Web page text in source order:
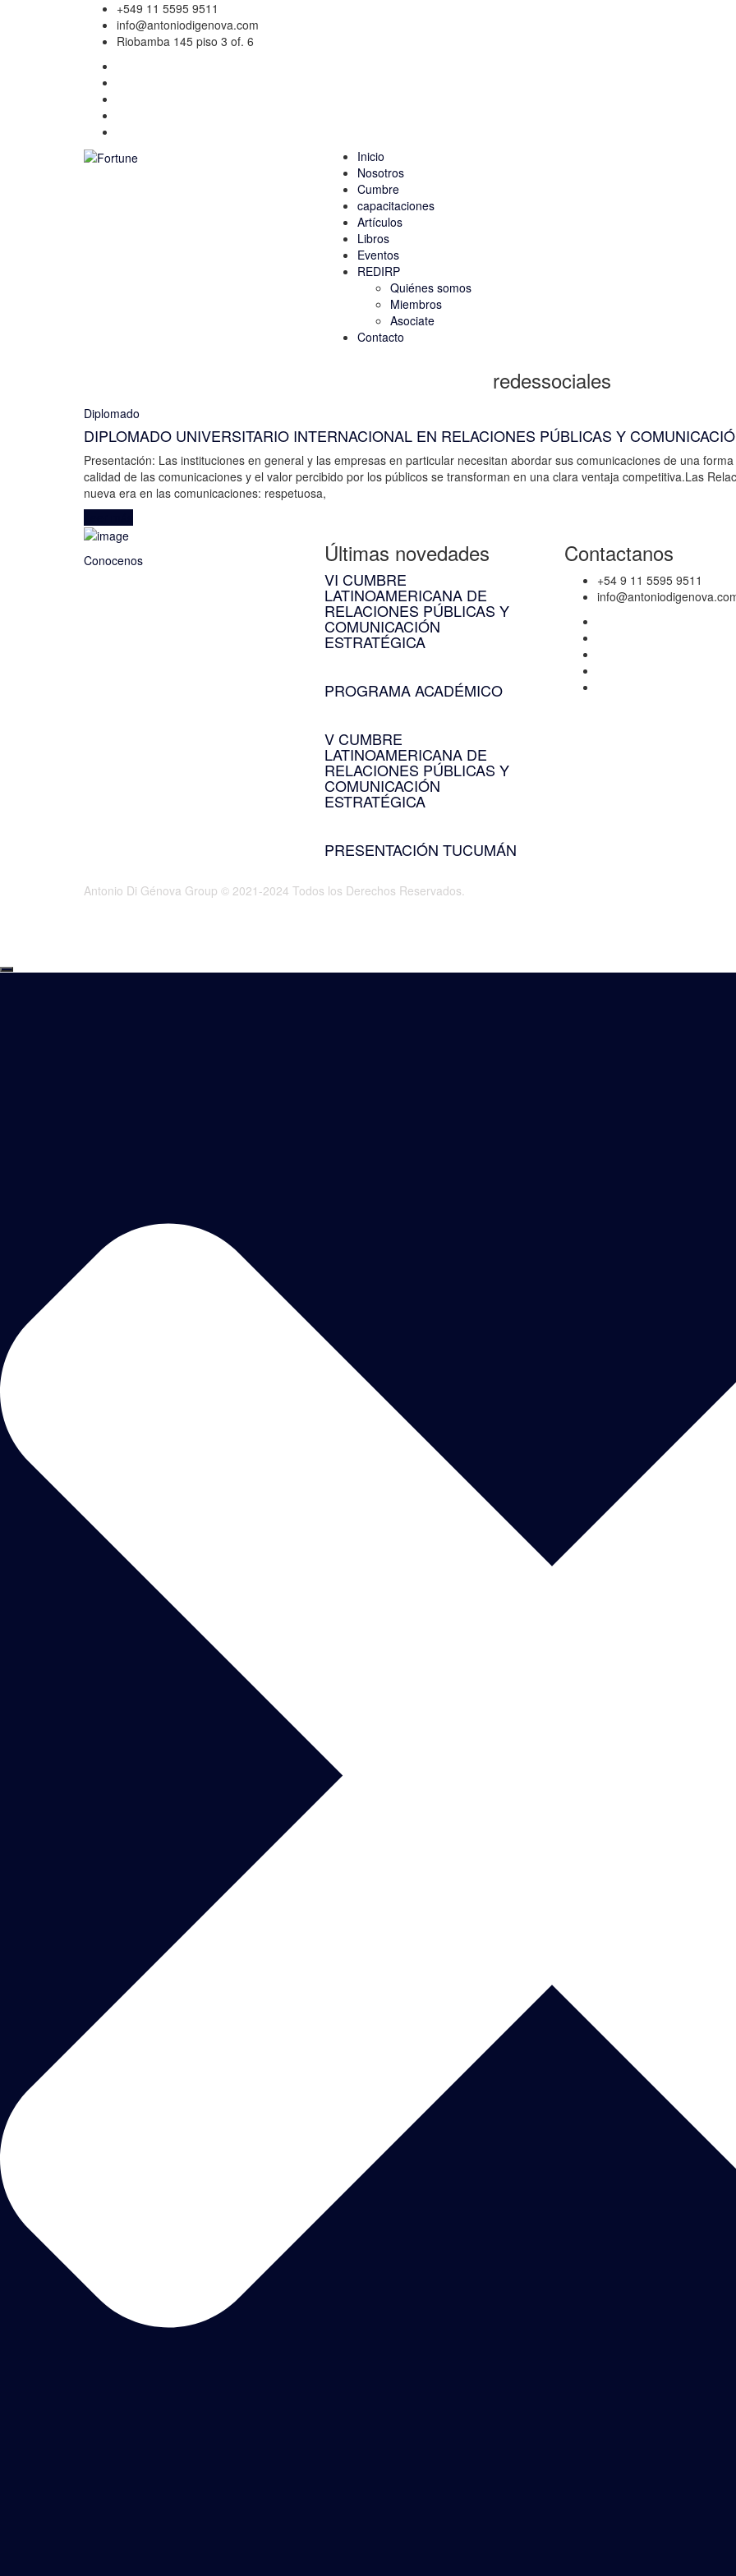
+549 11 5595 9511
info@antoniodigenova.com
Riobamba 145 piso 3 of. 6
Inicio
Nosotros
Cumbre
capacitaciones
Artículos
Libros
Eventos
REDIRP
Quiénes somos
Miembros
Asociate
Contacto
redessociales
Diplomado
DIPLOMADO UNIVERSITARIO INTERNACIONAL EN RELACIONES PÚBLICAS Y
Presentación: Las instituciones en general y las empresas en particular necesitan abordar sus comunicaciones de una
calidad de las comunicaciones y el valor percibido por los públicos se transforman en una clara ventaja competitiva.Las
nueva era en las comunicaciones: respetuosa,
Conocenos Últimas novedades
VI CUMBRE
LATINOAMERICANA DE
RELACIONES PÚBLICAS Y
COMUNICACIÓN
ESTRATÉGICA
PROGRAMA ACADÉMICO
V CUMBRE
LATINOAMERICANA DE
RELACIONES PÚBLICAS Y
COMUNICACIÓN
ESTRATÉGICA
PRESENTACIÓN TUCUMÁN
Contactanos
+54 9 11 5595 9511
Antonio Di Génova Group © 2021-2024 Todos los Derechos Reservados.